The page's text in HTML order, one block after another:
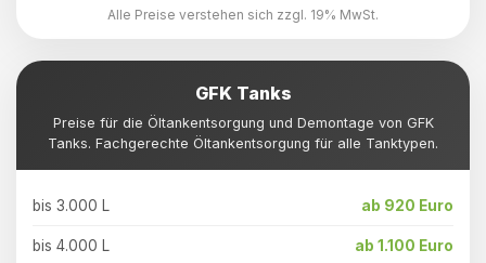
Alle Preise verstehen sich zzgl. 19% MwSt.
GFK Tanks
Preise für die Öltankentsorgung und Demontage von GFK
Tanks. Fachgerechte Öltankentsorgung für alle Tanktypen.
bis 3.000 L ab 920 Euro
bis 4.000 L ab 1.100 Euro